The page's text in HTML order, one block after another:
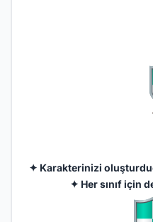
✦ Karakterinizi
✦ Her sınıf için